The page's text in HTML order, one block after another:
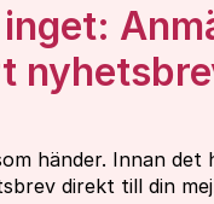
händer. Innan det
direkt till din